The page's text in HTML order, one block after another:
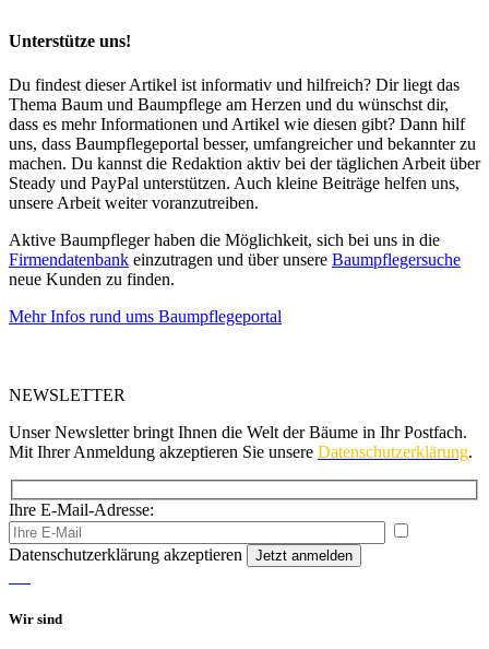
Unterstütze uns!
Du findest dieser Artikel ist informativ und hilfreich? Dir liegt das
Thema Baum und Baumpflege am Herzen und du wünschst dir,
dass es mehr Informationen und Artikel wie diesen gibt? Dann hilf
uns, dass Baumpflegeportal besser, umfangreicher und bekannter zu
machen. Du kannst die Redaktion aktiv bei der täglichen Arbeit über
Steady und PayPal unterstützen. Auch kleine Beiträge helfen uns,
unsere Arbeit weiter voranzutreiben.
Aktive Baumpfleger haben die Möglichkeit, sich bei uns in die
Firmendatenbank einzutragen und über unsere Baumpflegersuche
neue Kunden zu finden.
Mehr Infos rund ums Baumpflegeportal
NEWSLETTER
Unser Newsletter bringt Ihnen die Welt der Bäume in Ihr Postfach.
Mit Ihrer Anmeldung akzeptieren Sie unsere Datenschutzerklärung.
Ihre E-Mail-Adresse:
Please leave
Datenschutzerklärung akzeptieren
Wir sind